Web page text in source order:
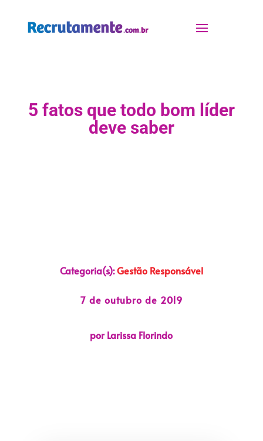
5 fatos que todo bom líder
deve saber
Categoria(s):Gestão Responsável
7 de outubro de 2019
por Larissa Florindo